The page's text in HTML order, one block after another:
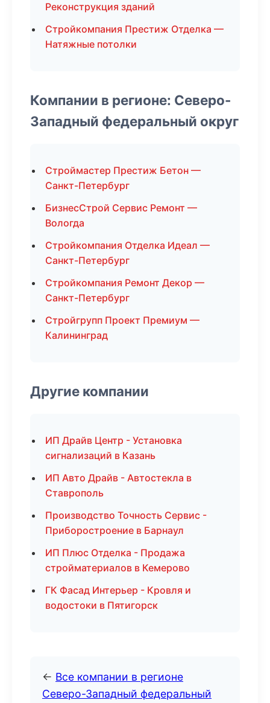
Реконструкция зданий
Стройкомпания Престиж Отделка —
Натяжные потолки
Компании в регионе: Северо-
Западный федеральный округ
Строймастер Престиж Бетон —
Санкт-Петербург
БизнесСтрой Сервис Ремонт —
Вологда
Стройкомпания Отделка Идеал —
Санкт-Петербург
Стройкомпания Ремонт Декор —
Санкт-Петербург
Стройгрупп Проект Премиум —
Калининград
Другие компании
ИП Драйв Центр - Установка
сигнализаций в Казань
ИП Авто Драйв - Автостекла в
Ставрополь
Производство Точность Сервис -
Приборостроение в Барнаул
ИП Плюс Отделка - Продажа
стройматериалов в Кемерово
ГК Фасад Интерьер - Кровля и
водостоки в Пятигорск
← Все компании в регионе
Северо-Западный федеральный